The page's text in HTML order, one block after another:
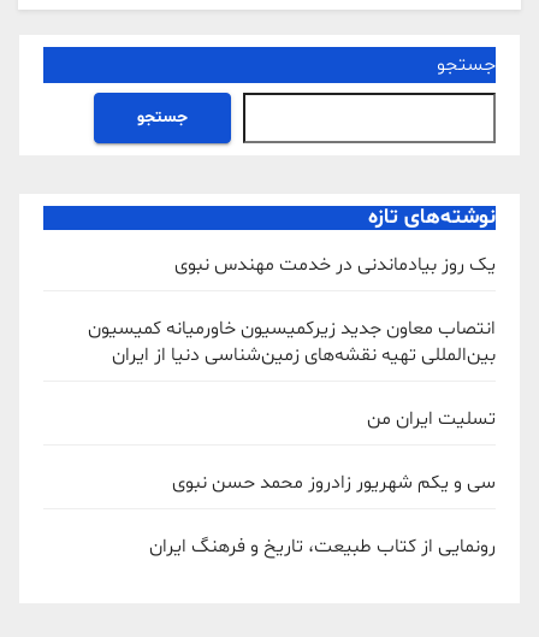
جستجو
جستجو
نوشته‌های تازه
یک روز بیادماندنی در خدمت مهندس نبوی
انتصاب معاون جدید زیرکمیسیون خاورمیانه کمیسیون
بین‌المللی تهیه نقشه‌های زمین‌شناسی دنیا از ایران
تسلیت ایران من
سی و یکم شهریور زادروز محمد حسن نبوی
رونمایی از کتاب طبیعت، تاریخ و فرهنگ ایران